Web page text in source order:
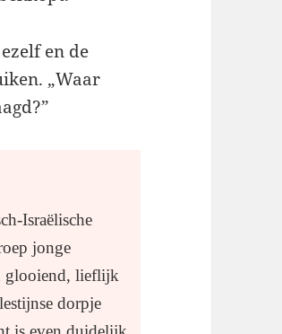
en de
„Waar
Israëlische
jonge
glooiend, lieflijk
dorpje